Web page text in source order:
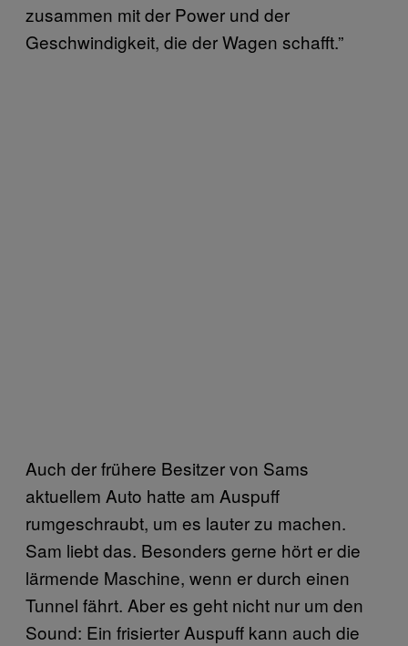
zusammen mit der Power und der
Geschwindigkeit, die der Wagen schafft.”
Auch der frühere Besitzer von Sams
aktuellem Auto hatte am Auspuff
rumgeschraubt, um es lauter zu machen.
Sam liebt das. Besonders gerne hört er die
lärmende Maschine, wenn er durch einen
Tunnel fährt. Aber es geht nicht nur um den
Sound: Ein frisierter Auspuff kann auch die